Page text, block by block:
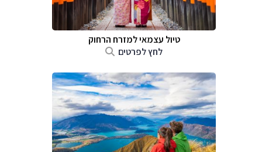
טיול עצמאי למזרח הרחוק
לחץ לפרטים